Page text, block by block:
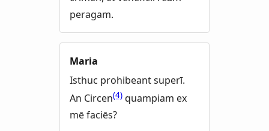
peragam.
Maria
Isthuc prohibeant superī.
An Circen(4)quampiam ex
mē faciēs?